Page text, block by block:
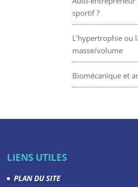
sportif ?
L’hypertrophie ou
masse/volume
Biomécanique et
LIENS UTILES
PLAN DU SITE